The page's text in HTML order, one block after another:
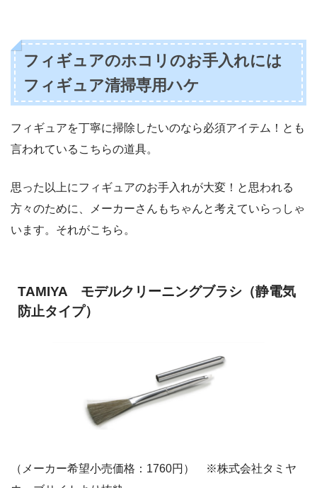
フィギュアのホコリのお手入れには
フィギュア清掃専用ハケ
フィギュアを丁寧に掃除したいのなら必須アイテム！とも
言われているこちらの道具。
思った以上にフィギュアのお手入れが大変！と思われる
方々のために、メーカーさんもちゃんと考えていらっしゃ
います。それがこちら。
TAMIYA モデルクリーニングブラシ（静電気
防止タイプ）
（メーカー希望小売価格：1760円） ※株式会社タミヤ